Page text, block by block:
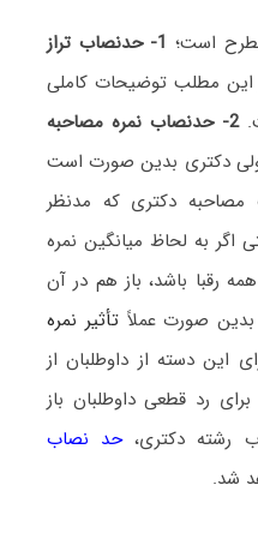
است؛
1- حدنصاب تراز
این مطلب توضیحات کاملی
2- حدنصاب نمره مصاحبه
دکتری بدین صورت است
مصاحبه دکتری که مدنظر
به لحاظ میانگین نمره
رقبا باشد، باز هم در آن
صورت عملاً تأثیر نمره
این دسته از داوطلبان از
رد قطعی داوطلبان باز
رشته دکتری،حد نصاب
شد.